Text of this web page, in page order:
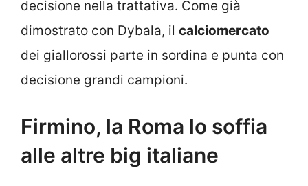
decisione nella trattativa. Come già
dimostrato con Dybala, il calciomercato
dei giallorossi parte in sordina e punta con
decisione grandi campioni.
Firmino, la Roma lo soffia
alle altre big italiane